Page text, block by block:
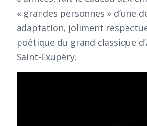
« grandes personnes » d’une
adaptation, joliment
poétique du grand classique
Saint-Exupéry.